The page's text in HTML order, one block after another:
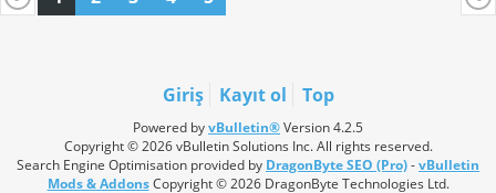
Giriş Kayıt ol Top
Powered byvBulletin®Version 4.2.5
Copyright © 2026 vBulletin Solutions Inc. All rights reserved.
Search Engine Optimisation provided by DragonByte SEO (Pro)-vBulletin
Mods & AddonsCopyright © 2026 DragonByte Technologies Ltd.